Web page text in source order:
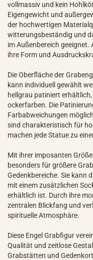
vollmassiv und kein
Eigengewicht und
der hochwertigen
witterungsbeständig und
im Außenbereich geeignet.
ihre Form und
Die Oberfläche der
kann individuell gewählt
hellgrau patiniert
ockerfarben. Die
Farbabweichungen
sind charakteristisch für
machen jede Statue zu
Mit ihrer imposanten
besonders für größere
Gedenkbereiche. Sie kann
mit einem zusätzlichen
erhältlich ist. Durch ihre
zentralen Blickfang und
spirituelle Atmosphäre.
Diese Engel Grabfigur
Qualität und zeitlose
Grabstätten und